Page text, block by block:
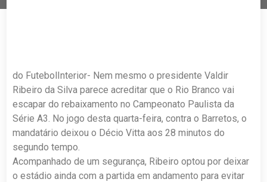
do FutebolInterior- Nem mesmo o presidente Valdir
Ribeiro da Silva parece acreditar que o Rio Branco vai
escapar do rebaixamento no Campeonato Paulista da
Série A3. No jogo desta quarta-feira, contra o Barretos, o
mandatário deixou o Décio Vitta aos 28 minutos do
segundo tempo.
Acompanhado de um segurança, Ribeiro optou por deixar
o estádio ainda com a partida em andamento para evitar